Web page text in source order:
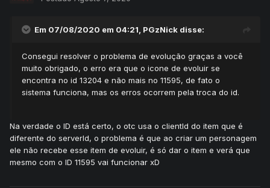
Em 07/08/2020 em 04:21, PGzNick disse:
Consegui resolver o problema de evolução graças a você
muito obrigado, o erro era que o icone de evoluir se
encontra no id 13204 e não mais no 11595, de fato o
sistema funciona, mas os erros ocorrem pela troca do id.
Na verdade o ID está certo, o otc usa o clientId do item que é
diferente do serverId, o problema é que ao criar um personagem
ele não recebe esse item de evoluir, é só dar o item e verá que
mesmo com o ID 11595 vai funcionar xD